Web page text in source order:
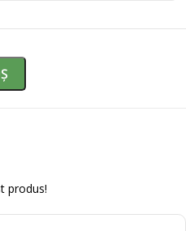
produs!